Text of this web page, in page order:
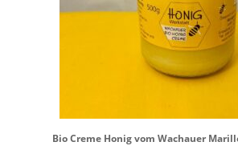
Bio Creme Honig vom Wachauer